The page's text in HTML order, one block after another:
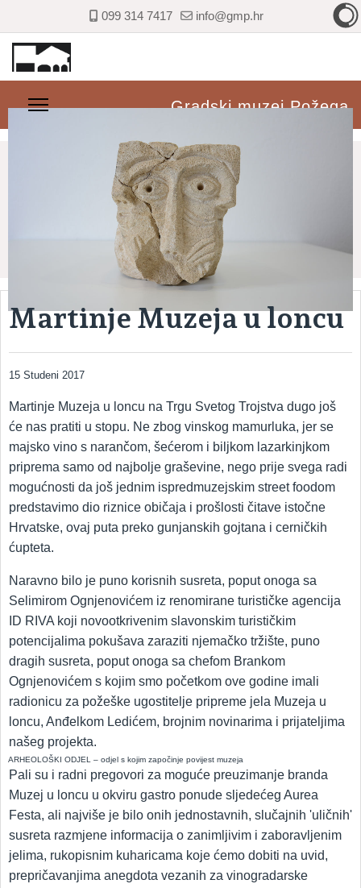
099 314 7417 info@gmp.hr
Gradski muzej Požega
ARHEOLOŠKI ODJEL – odjel s kojim započinje povijest muzeja
Martinje Muzeja u loncu
15 Studeni 2017
Martinje Muzeja u loncu na Trgu Svetog Trojstva dugo još
će nas pratiti u stopu. Ne zbog vinskog mamurluka, jer se
majsko vino s narančom, šećerom i biljkom lazarkinjkom
priprema samo od najbolje graševine, nego prije svega radi
mogućnosti da još jednim ispredmuzejskim street foodom
predstavimo dio riznice običaja i prošlosti čitave istočne
Hrvatske, ovaj puta preko gunjanskih gojtana i cerničkih
ćupteta.
Naravno bilo je puno korisnih susreta, poput onoga sa
Selimirom Ognjenovićem iz renomirane turističke agencija
ID RIVA koji novootkrivenim slavonskim turističkim
potencijalima pokušava zaraziti njemačko tržište, puno
dragih susreta, poput onoga sa chefom Brankom
Ognjenovićem s kojim smo početkom ove godine imali
radionicu za požeške ugostitelje pripreme jela Muzeja u
loncu, Anđelkom Ledićem, brojnim novinarima i prijateljima
našeg projekta.
Pali su i radni pregovori za moguće preuzimanje branda
Muzej u loncu u okviru gastro ponude sljedećeg Aurea
Festa, ali najviše je bilo onih jednostavnih, slučajnih 'uličnih'
susreta razmjene informacija o zanimljivim i zaboravljenim
jelima, rukopisnim kuharicama koje ćemo dobiti na uvid,
prepričavanjima anegdota vezanih za vinogradarske